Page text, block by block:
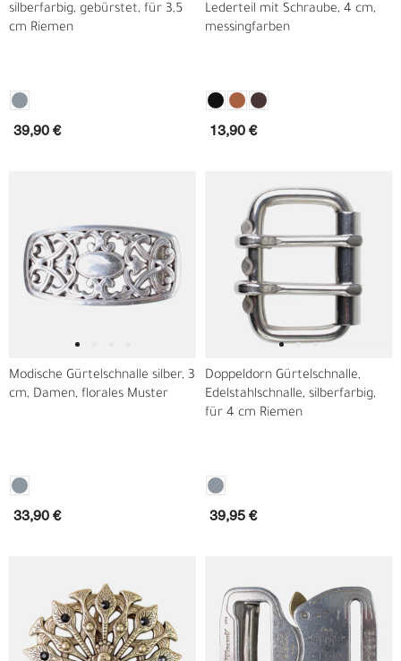
silberfarbig, gebürstet, für 3,5
cm Riemen
39,90 €
Lederteil mit Schraube, 4 cm,
messingfarben
13,90 €
Modische Gürtelschnalle silber, 3
cm, Damen, florales Muster
33,90 €
Doppeldorn Gürtelschnalle,
Edelstahlschnalle, silberfarbig,
für 4 cm Riemen
39,95 €